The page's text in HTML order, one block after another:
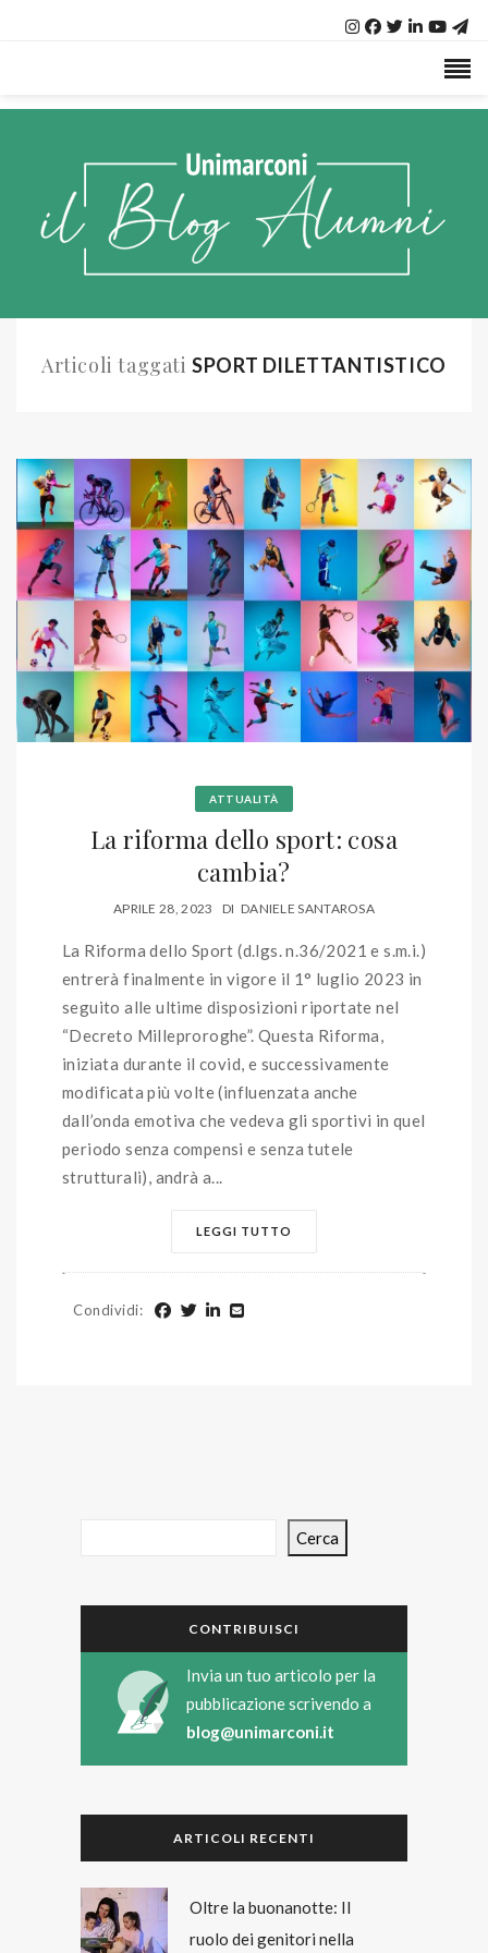
Articoli taggatiSPORT DILETTANTISTICO
ATTUALITÀ
La riforma dello sport: cosa
cambia?
APRILE 28, 2023 DI DANIELE SANTAROSA
La Riforma dello Sport (d.lgs. n.36/2021 e s.m.i.)
entrerà finalmente in vigore il 1° luglio 2023 in
seguito alle ultime disposizioni riportate nel
“Decreto Milleproroghe”. Questa Riforma,
iniziata durante il covid, e successivamente
modificata più volte (influenzata anche
dall’onda emotiva che vedeva gli sportivi in quel
periodo senza compensi e senza tutele
strutturali), andrà a...
LEGGI TUTTO
Condividi:
Cerca
CONTRIBUISCI
Invia un tuo articolo per la
pubblicazione scrivendo a
blog@unimarconi.it
ARTICOLI RECENTI
Oltre la buonanotte: Il
ruolo dei genitori nella